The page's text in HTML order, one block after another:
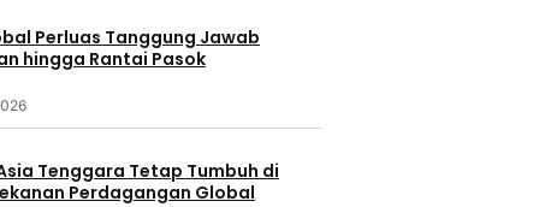
Perluas Tanggung Jawab
hingga Rantai Pasok
Tenggara Tetap Tumbuh di
Perdagangan Global